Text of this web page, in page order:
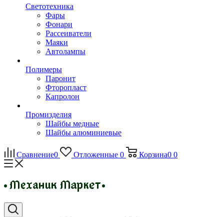
Светотехника
Фары
Фонари
Рассеиватели
Маяки
Автолампы
Полимеры
Паронит
Фторопласт
Капролон
Промизделия
Шайбы медные
Шайбы алюминиевые
Сравнение0 Отложенные 0 Корзина0 0